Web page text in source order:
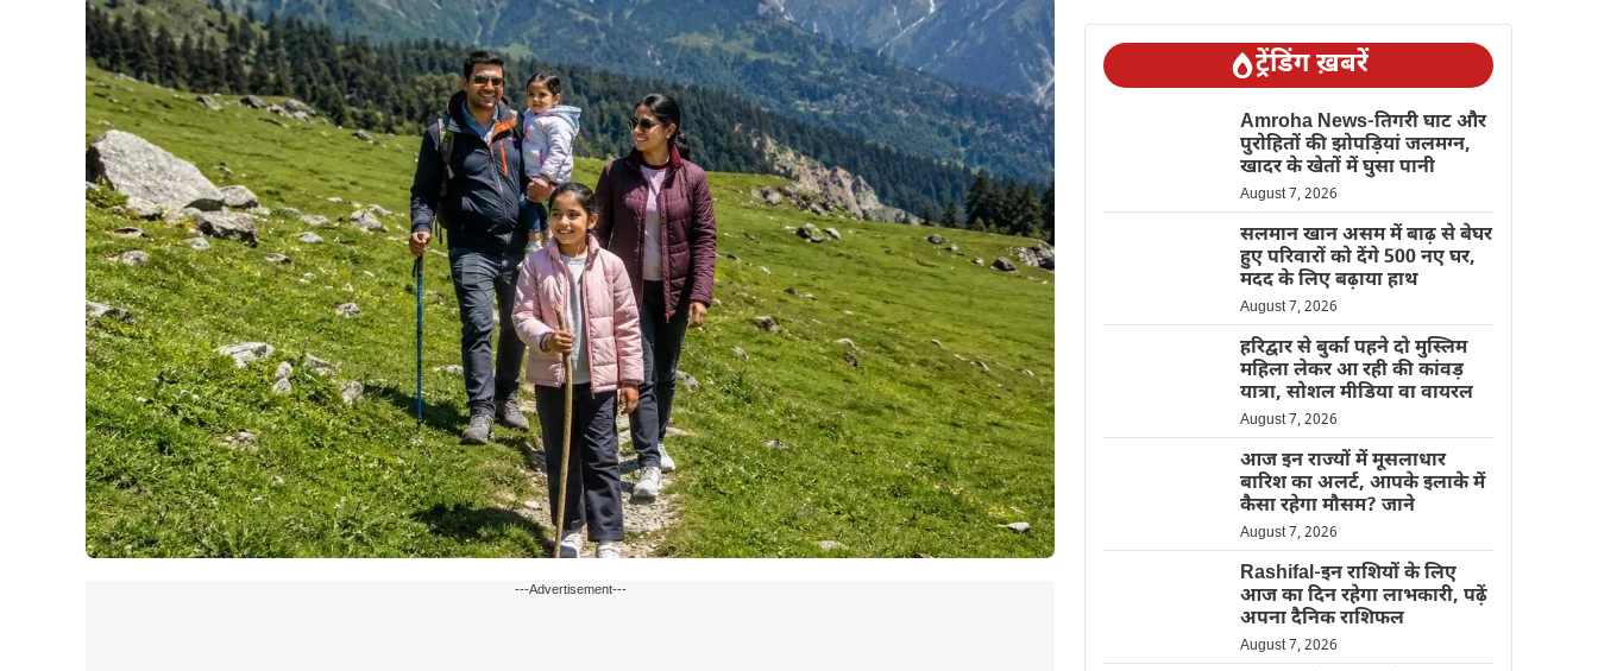
---Advertisement---
ट्रेंडिंग ख़बरें
Amroha News-तिगरी घाट और
पुरोहितों की झोपड़ियां जलमग्न,
खादर के खेतों में घुसा पानी
August 7, 2026
सलमान खान असम में बाढ़ से बेघर
हुए परिवारों को देंगे 500 नए घर,
मदद के लिए बढ़ाया हाथ
August 7, 2026
हरिद्वार से बुर्का पहने दो मुस्लिम
महिला लेकर आ रही की कांवड़
यात्रा, सोशल मीडिया वा वायरल
August 7, 2026
आज इन राज्यों में मूसलाधार
बारिश का अलर्ट, आपके इलाके में
कैसा रहेगा मौसम? जाने
August 7, 2026
Rashifal-इन राशियों के लिए
आज का दिन रहेगा लाभकारी, पढ़ें
अपना दैनिक राशिफल
August 7, 2026